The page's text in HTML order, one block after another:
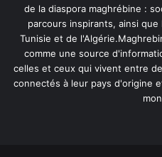
de la diaspora maghrébine :
parcours inspirants, ainsi
Tunisie et de
comme une source
celles et ceux qui vivent entre
connectés à leur pays d'origine